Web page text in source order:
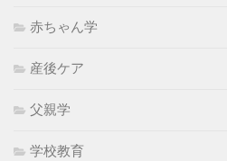
赤ちゃん学
産後ケア
父親学
学校教育